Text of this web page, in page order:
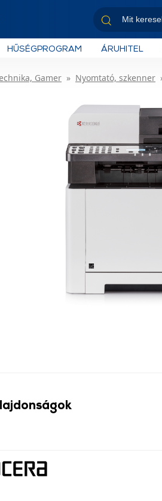
HŰSÉGPROGRAM ÁRUHITEL
Gamer Nyomtató, szkenner